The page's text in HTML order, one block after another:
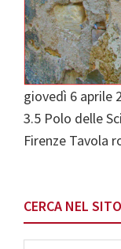
giovedì 6 aprile
3.5 Polo delle
Firenze Tavola
Primary
Sidebar
CERCA NEL SITO